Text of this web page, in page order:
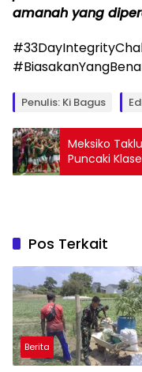
amanah yang
Penulis: Ki Bagus
Meksiko
Puncaki
Pos Terkait
Berita